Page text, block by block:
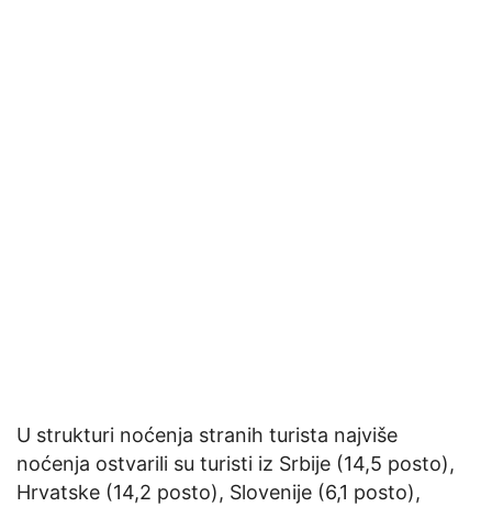
U strukturi noćenja stranih turista najviše
noćenja ostvarili su turisti iz Srbije (14,5 posto),
Hrvatske (14,2 posto), Slovenije (6,1 posto),